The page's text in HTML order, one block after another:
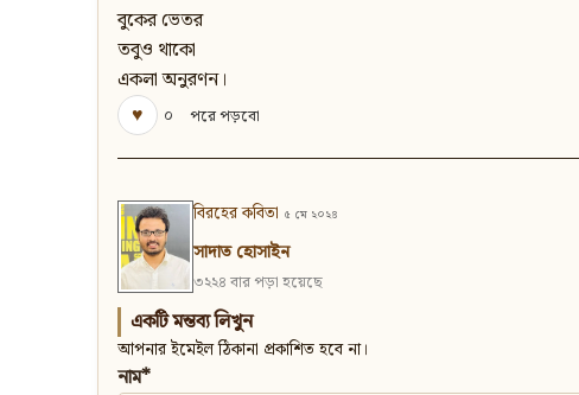
বুকের ভেতর
তবুও থাকো
একলা অনুরণন।
♥
০ পরে পড়বো
বিরহের কবিতা ৫ মে ২০২৪
সাদাত হোসাইন
৩২২৪ বার পড়া হয়েছে
একটি মন্তব্য লিখুন
আপনার ইমেইল ঠিকানা প্রকাশিত হবে না।
নাম*